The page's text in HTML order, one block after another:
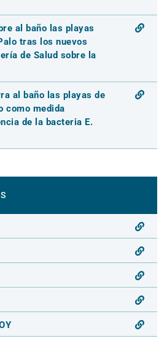
al baño las playas
tras los nuevos
de Salud sobre la
al baño las playas de
como medida
de la bacteria E.